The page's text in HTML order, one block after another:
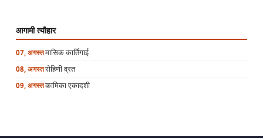
आगामी त्यौहार
07, अगस्तमासिक कार्तिगाई
08, अगस्तरोहिणी व्रत
09, अगस्तकामिका एकादशी